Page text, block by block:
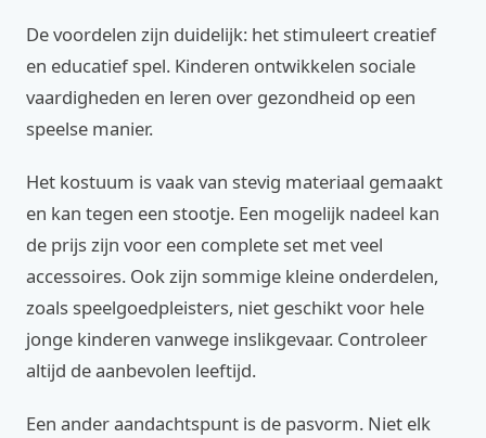
De voordelen zijn duidelijk: het stimuleert creatief
en educatief spel. Kinderen ontwikkelen sociale
vaardigheden en leren over gezondheid op een
speelse manier.
Het kostuum is vaak van stevig materiaal gemaakt
en kan tegen een stootje. Een mogelijk nadeel kan
de prijs zijn voor een complete set met veel
accessoires. Ook zijn sommige kleine onderdelen,
zoals speelgoedpleisters, niet geschikt voor hele
jonge kinderen vanwege inslikgevaar. Controleer
altijd de aanbevolen leeftijd.
Een ander aandachtspunt is de pasvorm. Niet elk